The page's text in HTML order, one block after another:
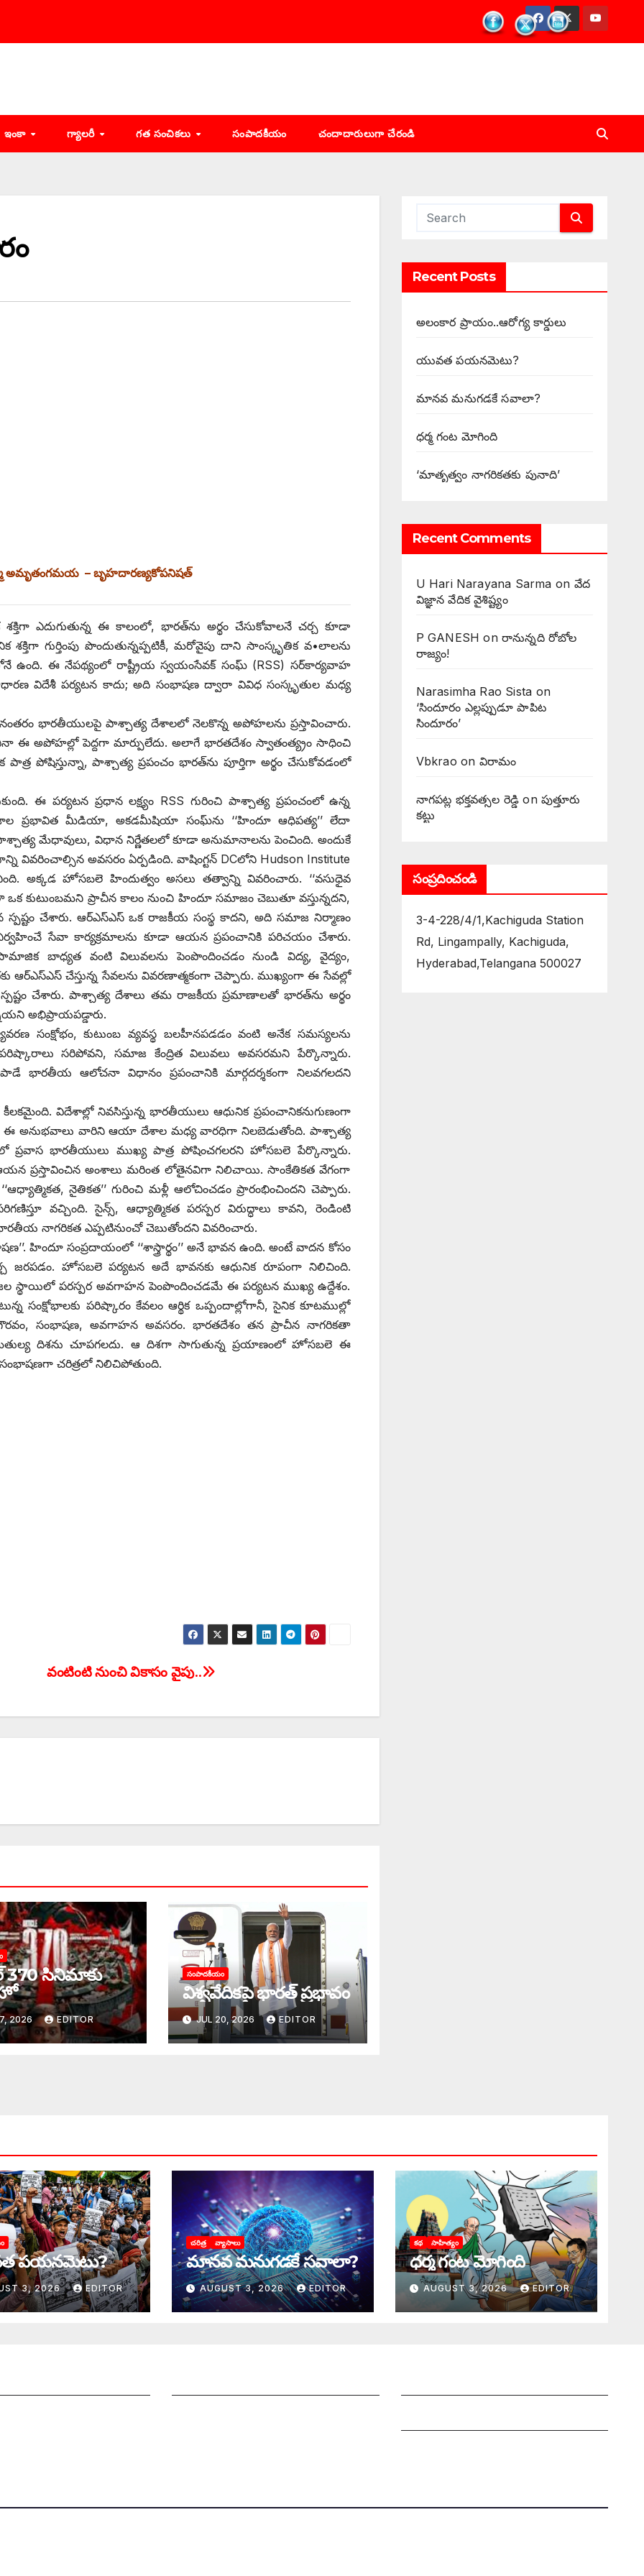
ఇంకా గ్యాలరీ గత సంచికలు సంపాదకీయం చందాదారులుగా చేరండి
– బృహదారణ్యకోపనిషత్
శక్తిగా ఎదుగుతున్న ఈ కాలంలో, భారత్‌ను అర్థం చేసుకోవాలనే చర్చ కూడా
గుర్తింపు పొందుతున్నప్పటికీ, మరోవైపు దాని సాంస్కృతిక వ•లాలను
ఉంది. ఈ నేపథ్యంలో రాష్ట్రీయ స్వయంసేవక్‌ ‌సంఘ్‌ (RSS) ‌సర్‌కార్యవాహ
విదేశీ పర్యటన కాదు; అది సంభాషణ ద్వారా వివిధ సంస్కృతుల మధ్య
భారతీయులపై పాశ్చాత్య దేశాలలో నెలకొన్న అపోహలను ప్రస్తావించారు.
ఈ అపోహల్లో పెద్దగా మార్పులేదు. అలాగే భారతదేశం స్వాతంత్య్రం సాధించి
పాత్ర పోషిస్తున్నా, పాశ్చాత్య ప్రపంచం భారత్‌ను పూర్తిగా అర్థం చేసుకోవడంలో
ఈ పర్యటన ప్రధాన లక్ష్యం RSS గురించి పాశ్చాత్య ప్రపంచంలో ఉన్న
ప్రభావిత మీడియా, అకడమీషియా సంఘ్‌ను ‘‘హిందూ ఆధిపత్య’’ లేదా
పాశ్చాత్య మేధావులు, విధాన నిర్ణేతలలో కూడా అనుమానాలను పెంచింది. అందుకే
వివరించాల్సిన అవసరం ఏర్పడింది. వాషింగ్టన్‌ ‌DCలోని Hudson Institute
అక్కడ హోసబలె హిందుత్వం అసలు తత్వాన్ని వివరించారు. ‘‘వసుధైవ
ఒక కుటుంబమని ప్రాచీన కాలం నుంచి హిందూ సమాజం చెబుతూ వస్తున్నదని,
స్పష్టం చేశారు. ఆర్‌ఎస్‌ఎస్‌ ఒక రాజకీయ సంస్థ కాదని, అది సమాజ నిర్మాణం
సేవా కార్యక్రమాలను కూడా ఆయన ప్రపంచానికి పరిచయం చేశారు.
బాధ్యత వంటి విలువలను పెంపొందించడం నుండి విద్య, వైద్యం,
ఆర్‌ఎస్‌ఎస్‌ ‌చేస్తున్న సేవలను వివరణాత్మకంగా చెప్పారు. ముఖ్యంగా ఈ సేవల్లో
చేశారు. పాశ్చాత్య దేశాలు తమ రాజకీయ ప్రమాణాలతో భారత్‌ను అర్థం
అభిప్రాయపడ్డారు.
సంక్షోభం, కుటుంబ వ్యవస్థ బలహీనపడడం వంటి అనేక సమస్యలను
సరిపోవని, సమాజ కేంద్రిత విలువలు అవసరమని పేర్కొన్నారు.
భారతీయ ఆలోచనా విధానం ప్రపంచానికి మార్గదర్శకంగా నిలవగలదని
విదేశాల్లో నివసిస్తున్న భారతీయులు ఆధునిక ప్రపంచానికనుగుణంగా
ఈ అనుభవాలు వారిని ఆయా దేశాల మధ్య వారధిగా నిలబెడుతోంది. పాశ్చాత్య
భారతీయులు ముఖ్య పాత్ర పోషించగలరని హోసబలె పేర్కొన్నారు.
ప్రస్తావించిన అంశాలు మరింత లోతైనవిగా నిలిచాయి. సాంకేతికత వేగంగా
నైతికత’’ గురించి మళ్లీ ఆలోచించడం ప్రారంభించిందని చెప్పారు.
వచ్చింది. సైన్స్, ఆధ్యాత్మికత పరస్పర విరుద్ధాలు కావని, రెండింటి
నాగరికత ఎప్పటినుంచో చెబుతోందని వివరించారు.
హిందూ సంప్రదాయంలో ‘‘శాస్త్రార్థం’’ అనే భావన ఉంది. అంటే వాదన కోసం
జరపడం. హోసబలె పర్యటన అదే భావనకు ఆధునిక రూపంగా నిలిచింది.
స్థాయిలో పరస్పర అవగాహన పెంపొందించడమే ఈ పర్యటన ముఖ్య ఉద్దేశం.
సంక్షోభాలకు పరిష్కారం కేవలం ఆర్థిక ఒప్పందాల్లోగానీ, సైనిక కూటముల్లో
సంభాషణ, అవగాహన అవసరం. భారతదేశం తన ప్రాచీన నాగరికతా
దిశను చూపగలదు. ఆ దిశగా సాగుతున్న ప్రయాణంలో హోసబలె ఈ
చరిత్రలో నిలిచిపోతుంది.
వంటింటి నుంచి వికాసం వైపు..
370 ‌సినిమాకు
2026 EDITOR
సంపాదకీయం
విశ్వవేదికపై భారత్ ప్రభావం
JUL 20, 2026 EDITOR
Recent Posts
అలంకార ప్రాయం..ఆరోగ్య కార్డులు
యువత పయనమెటు?
మానవ మనుగడకే సవాలా?
ధర్మ గంట మోగింది
‘మాతృత్వం నాగరికతకు పునాది’
Recent Comments
U Hari Narayana Sarma on వేద
విజ్ఞాన వేదిక వైశిష్ట్యం
P GANESH on ‌రానున్నది రోబోల
రాజ్యం!
Narasimha Rao Sista on
‘సిందూరం ఎల్లప్పుడూ పాపిట
సిందూరం’
Vbkrao on విరామం
నాగపట్ల భక్తవత్సల రెడ్డి on పుత్తూరు
కట్టు
సంప్రదించండి
3-4-228/4/1,Kachiguda Station
Rd, Lingampally, Kachiguda,
Hyderabad,Telangana 500027
పయనమెటు?
3, 2026 EDITOR
చరిత్ర వ్యాసాలు
మానవ మనుగడకే సవాలా?
AUGUST 3, 2026 EDITOR
కథ సాహిత్యం
ధర్మ గంట మోగింది
AUGUST 3, 2026 EDITOR